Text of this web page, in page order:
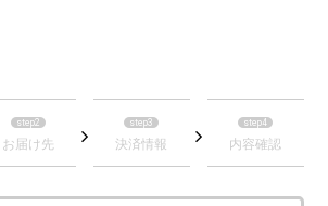
step2
お届け先
step3
決済情報
step4
内容確認